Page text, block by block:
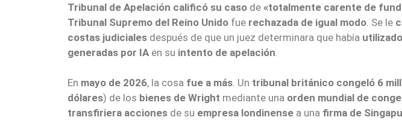
Tribunal de Apelación calificó su caso de «totalmente carente de
Tribunal Supremo del Reino Unido fue rechazada de igual modo . Se le
costas judiciales después de que un juez determinara que había
generadas por IA en su intento de apelación
En mayo de 2026, la cosa fue a más. Un tribunal británico congeló 6
dólares) de los bienes de Wright mediante una orden mundial de
transfiriera acciones de su empresa londinense a una firma de